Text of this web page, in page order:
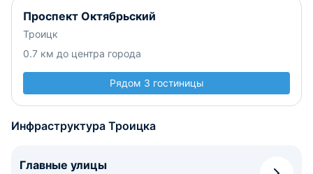
Проспект Октябрьский
Троицк
0.7 км до центра города
Рядом 3 гостиницы
Инфраструктура Троицка
Главные улицы